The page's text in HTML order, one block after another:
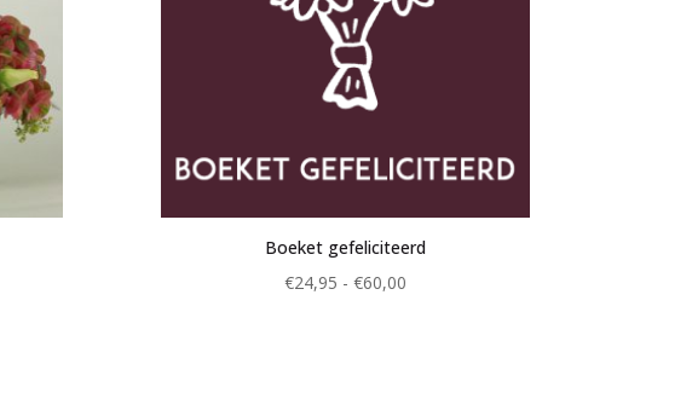
Boeket gefeliciteerd
€24,95 - €60,00Prijsklasse: